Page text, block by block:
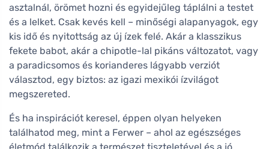
asztalnál, örömet hozni és egyidejűleg táplálni a testet
és a lelket. Csak kevés kell – minőségi alapanyagok, egy
kis idő és nyitottság az új ízek felé. Akár a klasszikus
fekete babot, akár a chipotle-lal pikáns változatot, vagy
a paradicsomos és korianderes lágyabb verziót
választod, egy biztos: az igazi mexikói ízvilágot
megszereted.
És ha inspirációt keresel, éppen olyan helyeken
találhatod meg, mint a Ferwer – ahol az egészséges